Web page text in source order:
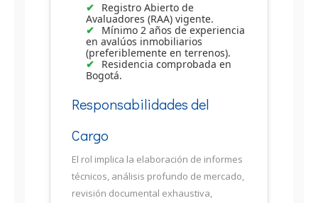
Registro Abierto de
Avaluadores (RAA) vigente.
Mínimo 2 años de experiencia
en avalúos inmobiliarios
(preferiblemente en terrenos).
Residencia comprobada en
Bogotá.
Responsabilidades del
Cargo
El rol implica la elaboración de informes
técnicos, análisis profundo de mercado,
revisión documental exhaustiva,